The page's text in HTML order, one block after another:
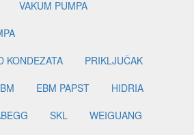
VAKUM PUMPA
KONDEZATA
PRIKLJUČAK
EBM PAPST
HIDRIA
SKL
WEIGUANG